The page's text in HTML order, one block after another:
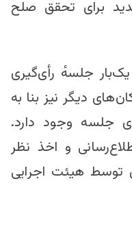
برای تحقق صلح
جلسهٔ رأی‌گیری
دیگر نیز بنا به
جلسه وجود دارد.
و اخذ نظر
توسط هیئت اجرایی